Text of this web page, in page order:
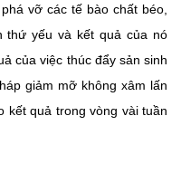
vỡ các tế bào chất béo,
thứ yếu và kết quả của nó
của việc thúc đẩy sản sinh
giảm mỡ không xâm lấn
kết quả trong vòng vài tuần